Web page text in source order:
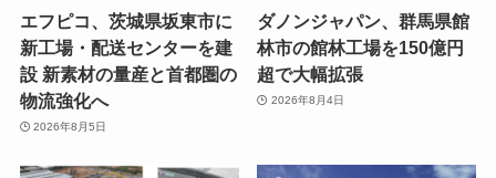
エフピコ、茨城県坂東市に
新工場・配送センターを建
設 新素材の量産と首都圏の
物流強化へ
2026年8月5日
ダノンジャパン、群馬県館
林市の館林工場を150億円
超で大幅拡張
2026年8月4日